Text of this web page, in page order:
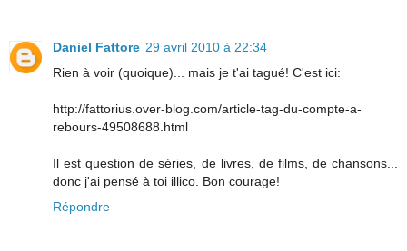
Daniel Fattore 29 avril 2010 à 22:34
Rien à voir (quoique)... mais je t'ai tagué! C'est ici:
http://fattorius.over-blog.com/article-tag-du-compte-a-
rebours-49508688.html
Il est question de séries, de livres, de films, de chansons...
donc j'ai pensé à toi illico. Bon courage!
Répondre